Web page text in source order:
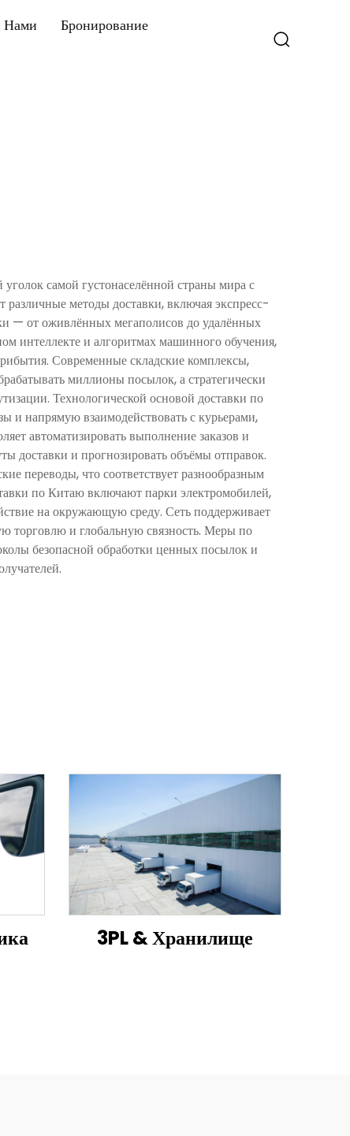
Нами
Бронирование
самой густонаселённой страны мира с
методы доставки, включая экспресс-
— от оживлённых мегаполисов до удалённых
интеллекте и алгоритмах машинного обучения,
Современные складские комплексы,
миллионы посылок, а стратегически
Технологической основой доставки по
и напрямую взаимодействовать с курьерами,
автоматизировать выполнение заказов и
доставки и прогнозировать объёмы отправок.
переводы, что соответствует разнообразным
по Китаю включают парки электромобилей,
на окружающую среду. Сеть поддерживает
торговлю и глобальную связность. Меры по
безопасной обработки ценных посылок и
3PL & Хранилище